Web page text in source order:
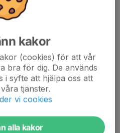
kakor
(cookies) för att vår
bra för dig. De används
i syfte att hjälpa oss att
tjänster.
vi cookies
alla kakor